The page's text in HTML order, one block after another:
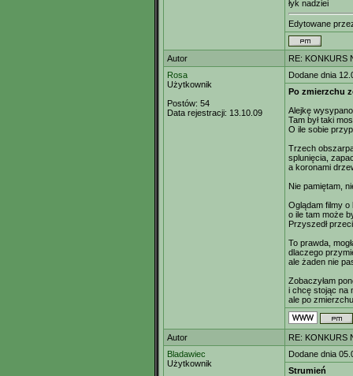
łyk nadziei
Edytowane
Autor
RE: KONKURS
Rosa
Użytkownik
Postów: 54
Data rejestracji: 13.10.09
Dodane dnia
Po zmierzchu
Alejkę
Tam był taki
O ile sobie
Trzech
splunięcia,
a koronami
Nie pamiętam,
Oglądam filmy o
o ile tam może
Przyszedł
To prawda,
dlaczego
ale żaden nie
Zobaczyłam
i chcę stojąc na
ale po
Autor
RE: KONKURS
Bladawiec
Użytkownik
Dodane dnia
Strumień